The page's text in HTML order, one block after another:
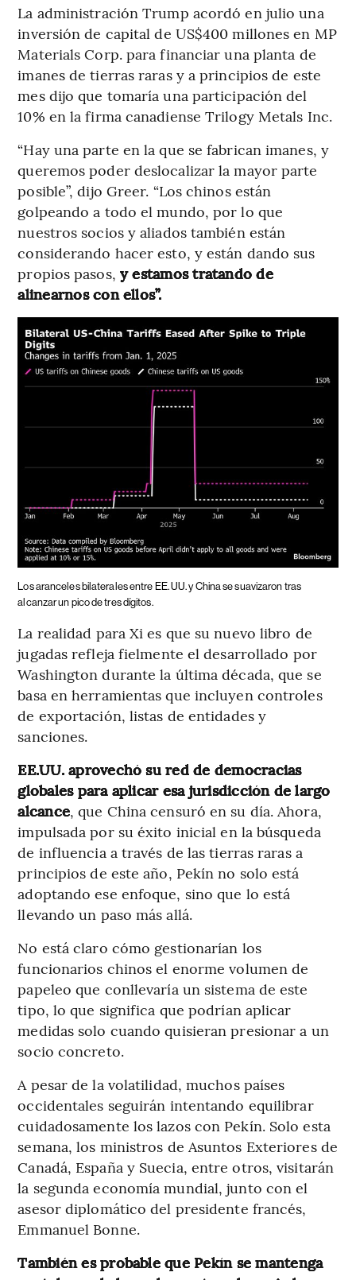
La administración Trump acordó en julio una
inversión de capital de US$400 millones en MP
Materials Corp. para financiar una planta de
imanes de tierras raras y a principios de este
mes dijo que tomaría una participación del
10% en la firma canadiense Trilogy Metals Inc.
“Hay una parte en la que se fabrican imanes, y
queremos poder deslocalizar la mayor parte
posible”, dijo Greer. “Los chinos están
golpeando a todo el mundo, por lo que
nuestros socios y aliados también están
considerando hacer esto, y están dando sus
propios pasos, y estamos tratando de
alinearnos con ellos”.
Los aranceles bilaterales entre EE. UU. y China se suavizaron tras
alcanzar un pico de tres dígitos.
La realidad para Xi es que su nuevo libro de
jugadas refleja fielmente el desarrollado por
Washington durante la última década, que se
basa en herramientas que incluyen controles
de exportación, listas de entidades y
sanciones.
EE.UU. aprovechó su red de democracias
globales para aplicar esa jurisdicción de largo
alcance, que China censuró en su día. Ahora,
impulsada por su éxito inicial en la búsqueda
de influencia a través de las tierras raras a
principios de este año, Pekín no solo está
adoptando ese enfoque, sino que lo está
llevando un paso más allá.
No está claro cómo gestionarían los
funcionarios chinos el enorme volumen de
papeleo que conllevaría un sistema de este
tipo, lo que significa que podrían aplicar
medidas solo cuando quisieran presionar a un
socio concreto.
A pesar de la volatilidad, muchos países
occidentales seguirán intentando equilibrar
cuidadosamente los lazos con Pekín. Solo esta
semana, los ministros de Asuntos Exteriores de
Canadá, España y Suecia, entre otros, visitarán
la segunda economía mundial, junto con el
asesor diplomático del presidente francés,
Emmanuel Bonne.
También es probable que Pekín se mantenga